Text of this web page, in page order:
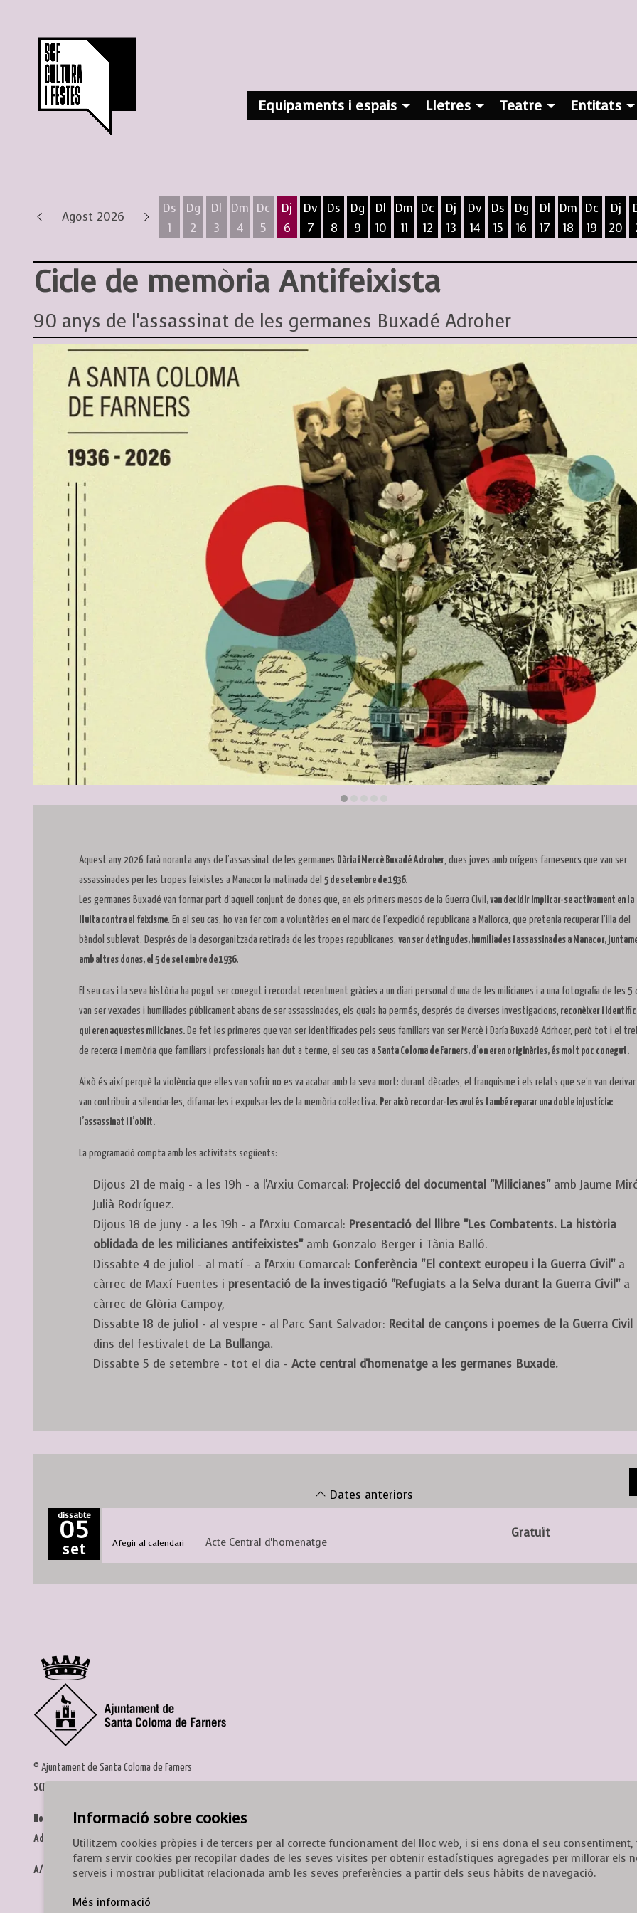
Equipaments i espais Lletres Teatre Entitats
Agost 2026
Ds
1
Dg
2
Dl
3
Dm
4
Dc
5
Dj
6
Dv
7
Ds
8
Dg
9
Dl
10
Dm
11
Dc
12
Dj
13
Dv
14
Ds
15
Dg
16
Dl
17
Dm
18
Dc
19
Dj
20
Cicle de memòria Antifeixista
90 anys de l'assassinat de les germanes Buxadé Adroher
Aquest any 2026 farà noranta anys de l’assassinat de les germanes Dària i Mercè Buxadé Adroher, dues joves amb orígens farnesencs que van ser
assassinades per les tropes feixistes a Manacor la matinada del 5 de setembre de 1936.
Les germanes Buxadé van formar part d’aquell conjunt de dones que, en els primers mesos de la Guerra Civil , van decidir implicar-se activament en la
lluita contra el feixisme. En el seu cas, ho van fer com a voluntàries en el marc de l’expedició republicana a Mallorca, que pretenia recuperar l’illa del
bàndol sublevat. Després de la desorganitzada retirada de les tropes republicanes, van ser detingudes, humiliades i assassinades a Manacor,
amb altres dones, el 5 de setembre de 1936.
El seu cas i la seva història ha pogut ser conegut i recordat recentment gràcies a un diari personal d’una de les milicianes i a una fotografia de les 5
van ser vexades i humiliades públicament abans de ser assassinades, els quals ha permés, després de diverses investigacions, reconèixer i
qui eren aquestes milicianes. De fet les primeres que van ser identificades pels seus familiars van ser Mercè i Daría Buxadé Adrhoer, però tot i el
de recerca i memòria que familiars i professionals han dut a terme, el seu cas a Santa Coloma de Farners, d’on eren originàries, és molt poc conegut.
Això és així perquè la violència que elles van sofrir no es va acabar amb la seva mort: durant dècades, el franquisme i els relats que se’n van derivar
van contribuir a silenciar-les, difamar-les i expulsar-les de la memòria col·lectiva. Per això recordar-les avui és també reparar una doble injustícia:
l’assassinat i l’oblit.
La programació compta amb les activitats següents:
Dijous 21 de maig - a les 19h - a l'Arxiu Comarcal: Projecció del documental "Milicianes" amb Jaume
Julià Rodríguez.
Dijous 18 de juny - a les 19h - a l'Arxiu Comarcal: Presentació del llibre "Les Combatents. La història
oblidada de les milicianes antifeixistes" amb Gonzalo Berger i Tània Balló.
Dissabte 4 de juliol - al matí - a l'Arxiu Comarcal: Conferència "El context europeu i la Guerra Civil" a
càrrec de Maxí Fuentes i presentació de la investigació "Refugiats a la Selva durant la Guerra Civil" a
càrrec de Glòria Campoy,
Dissabte 18 de juliol - al vespre - al Parc Sant Salvador: Recital de cançons i poemes de la Guerra Civil
dins del festivalet de La Bullanga.
Dissabte 5 de setembre - tot el dia - Acte central d'homenatge a les germanes Buxadé.
Dates anteriors
dissabte
05
set Afegir al calendari Acte Central d'homenatge
Gratuït
© Ajuntament de Santa Coloma de Farners
SCF Cultura
Horari de la Casa de la Paraula: de dilluns a dissabte, de 9 a 13 h.
Adreça
: c. del Prat, 16, 17430 Santa Coloma de Farners
A/e: cultura@scf.cat
Informació sobre cookies
Utilitzem cookies pròpies i de tercers per al correcte funcionament del lloc web, i si ens dona el seu
farem servir cookies per recopilar dades de les seves visites per obtenir estadístiques agregades per millorar els
serveis i mostrar publicitat relacionada amb les seves preferències a partir dels seus hàbits de navegació.
Més informació